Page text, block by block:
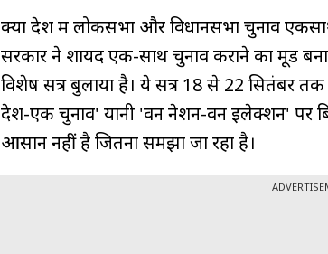
क्या देश में लोकसभा और विधानसभा चुनाव
सरकार ने शायद एक-साथ चुनाव कराने का मूड
विशेष सत्र बुलाया है। ये सत्र 18 से 22 सितंबर
देश-एक चुनाव' यानी 'वन नेशन-वन इलेक्शन' पर
आसान नहीं है जितना समझा जा रहा है।